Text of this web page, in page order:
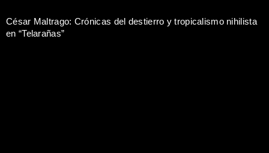
César Maltrago: Crónicas del destierro y tropicalismo nihilista
en “Telarañas”